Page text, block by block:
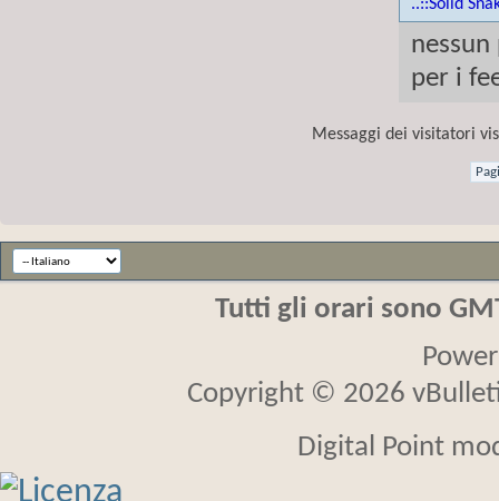
..::Solid
per i
Messaggi dei visitatori
Tutti gli orari sono
Copyright © 2026
Digital Point